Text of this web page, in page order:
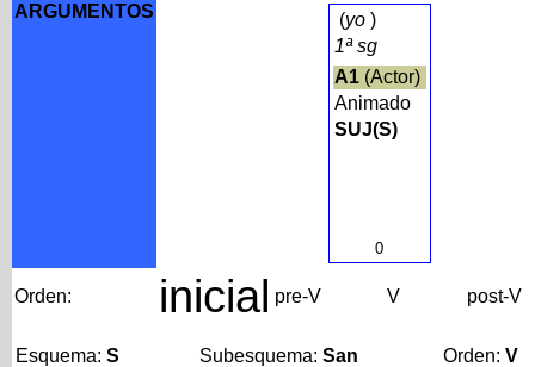
ARGUMENTOS (yo)
1ª sg
A1(Actor)
Animado
SUJ(S)
0
Orden: inicial pre-V V post-V
Esquema: S Subesquema: San Orden: V